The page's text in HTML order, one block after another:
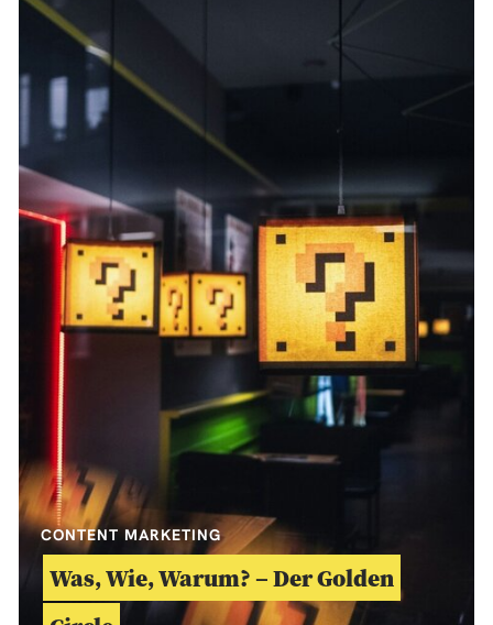
CONTENT MARKETING
Was, Wie, Warum? – Der Golden